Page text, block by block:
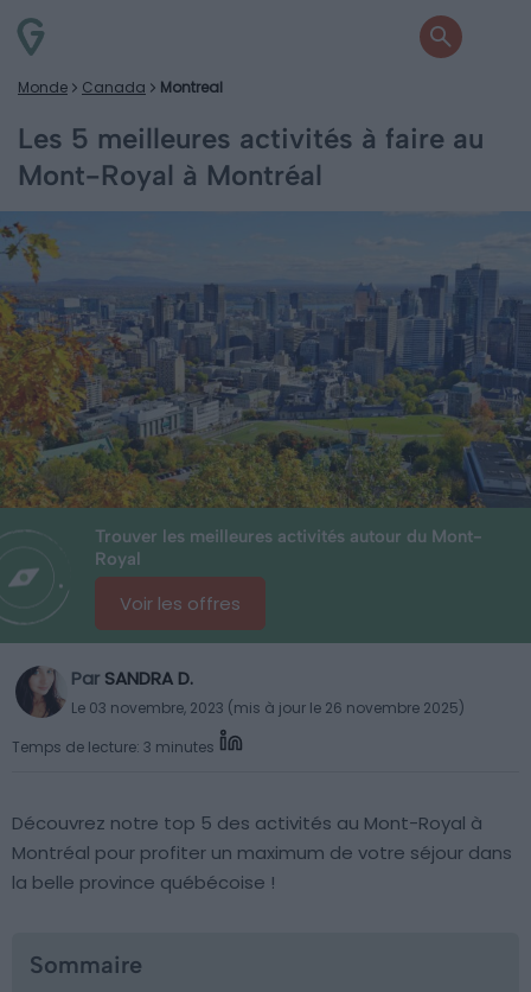
Monde Canada Montreal
Les 5 meilleures activités à faire au
Mont-Royal à Montréal
Trouver les meilleures activités autour du Mont-
Royal
Voir les offres
Par SANDRA D.
Le 03 novembre, 2023 (mis à jour le 26 novembre 2025)
Temps de lecture: 3 minutes
Découvrez notre top 5 des activités au Mont-Royal à
Montréal pour profiter un maximum de votre séjour dans
la belle province québécoise !
Sommaire